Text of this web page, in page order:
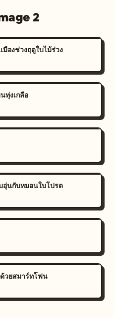
2
องช่วงฤดูใบไม้ร่วง
ทุ่งเกลือ
อุ่นกับหมอนใบโปรด
วยสมาร์ทโฟน